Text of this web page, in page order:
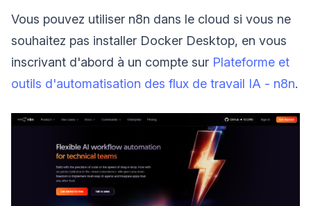
Vous pouvez utiliser n8n dans le cloud si vous ne
souhaitez pas installer Docker Desktop, en vous
inscrivant d'abord à un compte sur Plateforme et
outils d'automatisation des flux de travail IA - n8n.